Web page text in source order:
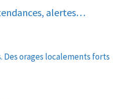
alertes…
Des orages localements forts